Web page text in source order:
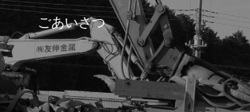
ごあいさつ